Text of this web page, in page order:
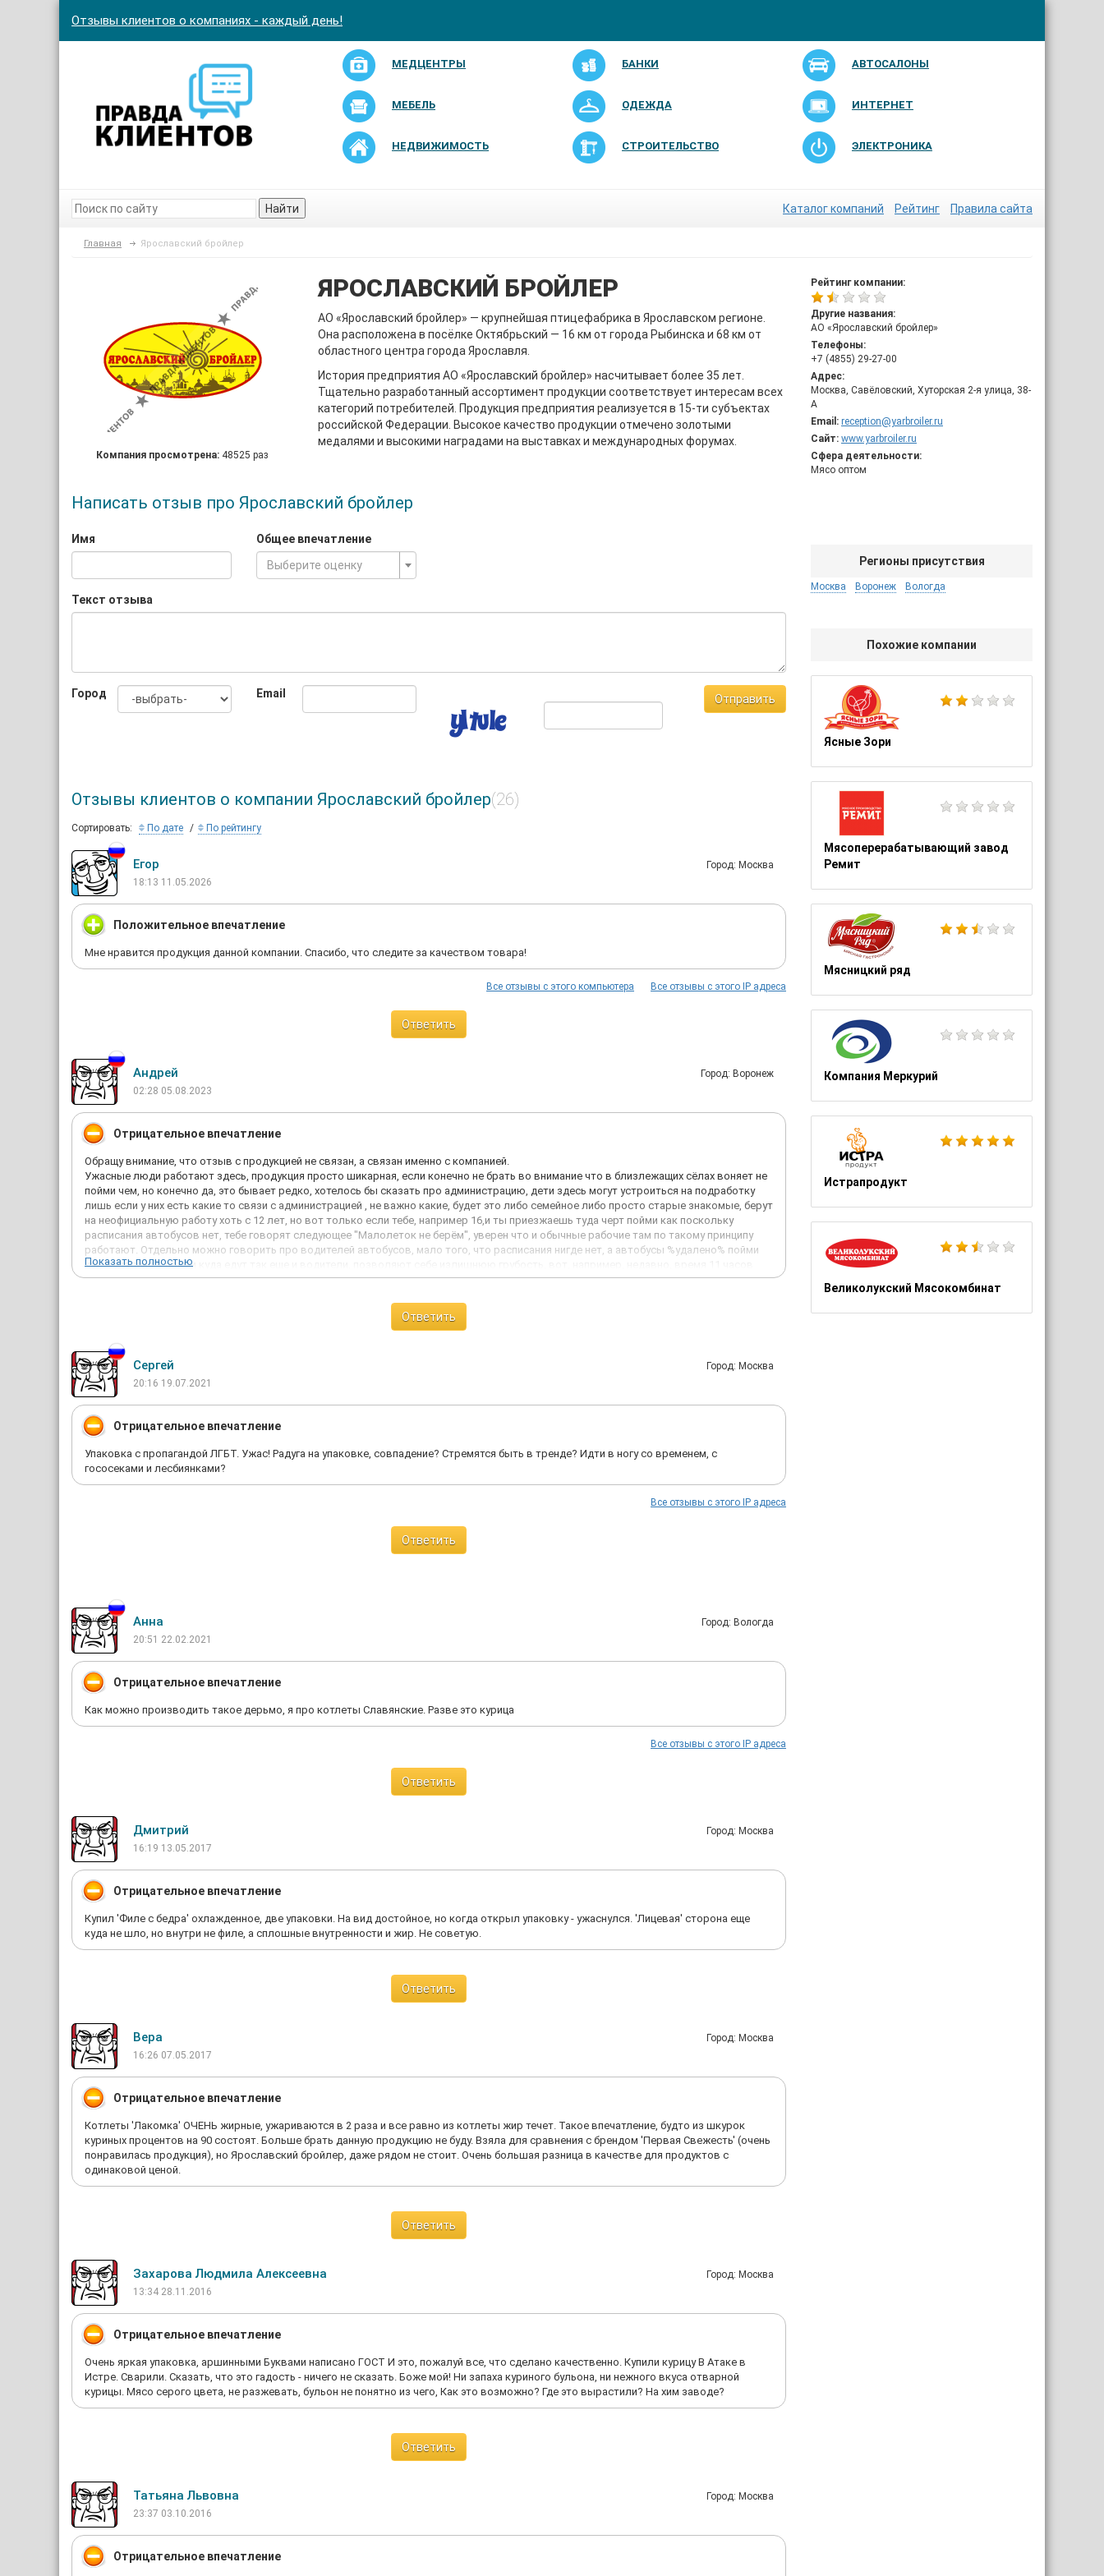
Отзывы клиентов о компаниях - каждый день!
МЕДЦЕНТРЫ БАНКИ АВТОСАЛОНЫ
МЕБЕЛЬ ОДЕЖДА ИНТЕРНЕТ
НЕДВИЖИМОСТЬ СТРОИТЕЛЬСТВО ЭЛЕКТРОНИКА
Найти Каталог компаний Рейтинг Правила сайта
Главная Ярославский бройлер
Рейтинг компании:
Другие названия:
АО «Ярославский бройлер»
Телефоны:
+7 (4855) 29-27-00
Адрес:
Москва, Савёловский, Хуторская 2-я улица, 38-
А
Email: reception@yarbroiler.ru
Сайт: www.yarbroiler.ru
Сфера деятельности:
Мясо оптом
Регионы присутствия
Москва Воронеж Вологда
Похожие компании
Ясные Зори
Мясоперерабатывающий завод
Ремит
Мясницкий ряд
Компания Меркурий
Истрапродукт
Великолукский Мясокомбинат
Компания просмотрена: 48525 раз
ЯРОСЛАВСКИЙ БРОЙЛЕР
АО «Ярославский бройлер» — крупнейшая птицефабрика в Ярославском регионе.
Она расположена в посёлке Октябрьский — 16 км от города Рыбинска и 68 км от
областного центра города Ярославля.
История предприятия АО «Ярославский бройлер» насчитывает более 35 лет.
Тщательно разработанный ассортимент продукции соответствует интересам всех
категорий потребителей. Продукция предприятия реализуется в 15-ти субъектах
российской Федерации. Высокое качество продукции отмечено золотыми
медалями и высокими наградами на выставках и международных форумах.
Написать отзыв про Ярославский бройлер
Имя
Общее впечатление
Выберите оценку
Текст отзыва
Город Email Отправить
Отзывы клиентов о компании Ярославский бройлер(26)
Сортировать: По дате По рейтингу
Егор
Город: Москва
18:13 11.05.2026
Положительное впечатление
Мне нравится продукция данной компании. Спасибо, что следите за качеством товара!
Все отзывы с этого IP адреса
Все отзывы с этого компьютера
Ответить
Андрей
Город: Воронеж
02:28 05.08.2023
Отрицательное впечатление
Обращу внимание, что отзыв с продукцией не связан, а связан именно с компанией.
Ужасные люди работают здесь, продукция просто шикарная, если конечно не брать во внимание что в близлежащих сёлах воняет не
пойми чем, но конечно да, это бывает редко, хотелось бы сказать про администрацию, дети здесь могут устроиться на подработку
лишь если у них есть какие то связи с администрацией , не важно какие, будет это либо семейное либо просто старые знакомые, берут
на неофициальную работу хоть с 12 лет, но вот только если тебе, например 16,и ты приезжаешь туда черт пойми как поскольку
расписания автобусов нет, тебе говорят следующее "Малолеток не берëм", уверен что и обычные рабочие там по такому принципу
работают. Отдельно можно говорить про водителей автобусов, мало того, что расписания нигде нет, а автобусы %удалено% пойми
как %удалено% пойми куда едут так еще и водители, позволяют себе излишнюю грубость, вот, например, недавно, время 11 часов
вечера, дети сидели мирно ждали автобус чтобы уехать из посёлка Октябрьский, они пытаются попасть в автобус но их оттуда
метров с вами, бывает, так автобус вообще не останавливается, а просто разворачивается, попытки догнать или крикнуть не
увенчиваются успехом. В моральном плане, это предприятие полная %удалено%, администрация сосет члены и впускает на работу
Показать полностью
Ответить
Сергей
Город: Москва
20:16 19.07.2021
Отрицательное впечатление
Упаковка с пропагандой ЛГБТ. Ужас! Радуга на упаковке, совпадение? Стремятся быть в тренде? Идти в ногу со временем, с
гососеками и лесбиянками?
Все отзывы с этого IP адреса
Ответить
Анна
Город: Вологда
20:51 22.02.2021
Отрицательное впечатление
Как можно производить такое дерьмо, я про котлеты Славянские. Разве это курица
Все отзывы с этого IP адреса
Ответить
Дмитрий
Город: Москва
16:19 13.05.2017
Отрицательное впечатление
Купил 'Филе с бедра' охлажденное, две упаковки. На вид достойное, но когда открыл упаковку - ужаснулся. 'Лицевая' сторона еще
куда не шло, но внутри не филе, а сплошные внутренности и жир. Не советую.
Ответить
Вера
Город: Москва
16:26 07.05.2017
Отрицательное впечатление
Котлеты 'Лакомка' ОЧЕНЬ жирные, ужариваются в 2 раза и все равно из котлеты жир течет. Такое впечатление, будто из шкурок
куриных процентов на 90 состоят. Больше брать данную продукцию не буду. Взяла для сравнения с брендом 'Первая Свежесть' (очень
понравилась продукция), но Ярославский бройлер, даже рядом не стоит. Очень большая разница в качестве для продуктов с
одинаковой ценой.
Ответить
Захарова Людмила Алексеевна
Город: Москва
13:34 28.11.2016
Отрицательное впечатление
Очень яркая упаковка, аршинными Буквами написано ГОСТ И это, пожалуй все, что сделано качественно. Купили курицу В Атаке в
Истре. Сварили. Сказать, что это гадость - ничего не сказать. Боже мой! Ни запаха куриного бульона, ни нежного вкуса отварной
курицы. Мясо серого цвета, не разжевать, бульон не понятно из чего, Как это возможно? Где это вырастили? На хим заводе?
Ответить
Татьяна Львовна
Город: Москва
23:37 03.10.2016
Отрицательное впечатление